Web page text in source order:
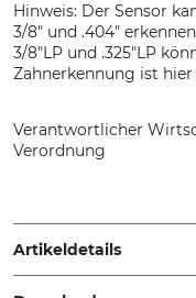
Hinweis: Der Sensor
3/8" und .404"
3/8"LP und .325"LP
Zahnerkennung ist
Verantwortlicher
Verordnung
76231 Rimbo, Sweden,
Artikeldetails